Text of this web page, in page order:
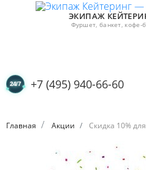
ЭКИПАЖ
Фуршет, банкет, кофе-
+7 (495) 940-66-60
Главная Акции Скидка 10%